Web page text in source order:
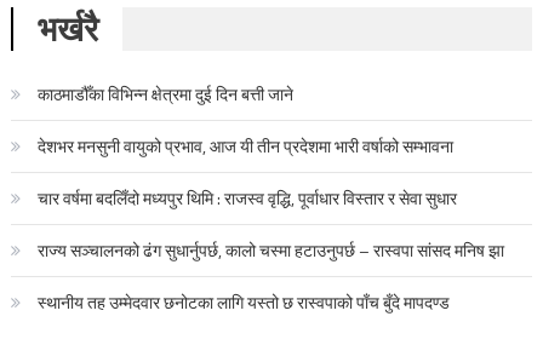
भर्खरै
काठमाडौँका विभिन्न क्षेत्रमा दुई दिन बत्ती जाने
देशभर मनसुनी वायुको प्रभाव, आज यी तीन प्रदेशमा भारी वर्षाको सम्भावना
चार वर्षमा बदलिँदो मध्यपुर थिमि : राजस्व वृद्धि, पूर्वाधार विस्तार र सेवा सुधार
राज्य सञ्चालनको ढंग सुधार्नुपर्छ, कालो चस्मा हटाउनुपर्छ – रास्वपा सांसद मनिष झा
स्थानीय तह उम्मेदवार छनोटका लागि यस्तो छ रास्वपाको पाँच बुँदे मापदण्ड